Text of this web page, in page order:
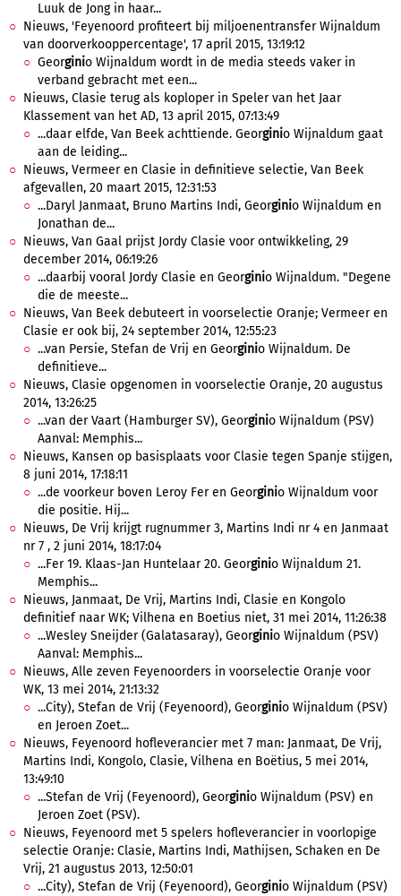
Luuk de Jong in haar...
Nieuws, 'Feyenoord profiteert bij miljoenentransfer Wijnaldum
van doorverkooppercentage', 17 april 2015, 13:19:12
Georginio Wijnaldum wordt in de media steeds vaker in
verband gebracht met een...
Nieuws, Clasie terug als koploper in Speler van het Jaar
Klassement van het AD, 13 april 2015, 07:13:49
...daar elfde, Van Beek achttiende. Georginio Wijnaldum gaat
aan de leiding...
Nieuws, Vermeer en Clasie in definitieve selectie, Van Beek
afgevallen, 20 maart 2015, 12:31:53
...Daryl Janmaat, Bruno Martins Indi, Georginio Wijnaldum en
Jonathan de...
Nieuws, Van Gaal prijst Jordy Clasie voor ontwikkeling, 29
december 2014, 06:19:26
...daarbij vooral Jordy Clasie en Georginio Wijnaldum. "Degene
die de meeste...
Nieuws, Van Beek debuteert in voorselectie Oranje; Vermeer en
Clasie er ook bij, 24 september 2014, 12:55:23
...van Persie, Stefan de Vrij en Georginio Wijnaldum. De
definitieve...
Nieuws, Clasie opgenomen in voorselectie Oranje, 20 augustus
2014, 13:26:25
...van der Vaart (Hamburger SV), Georginio Wijnaldum (PSV)
Aanval: Memphis...
Nieuws, Kansen op basisplaats voor Clasie tegen Spanje stijgen,
8 juni 2014, 17:18:11
...de voorkeur boven Leroy Fer en Georginio Wijnaldum voor
die positie. Hij...
Nieuws, De Vrij krijgt rugnummer 3, Martins Indi nr 4 en Janmaat
nr 7 , 2 juni 2014, 18:17:04
...Fer 19. Klaas-Jan Huntelaar 20. Georginio Wijnaldum 21.
Memphis...
Nieuws, Janmaat, De Vrij, Martins Indi, Clasie en Kongolo
definitief naar WK; Vilhena en Boetius niet, 31 mei 2014, 11:26:38
...Wesley Sneijder (Galatasaray), Georginio Wijnaldum (PSV)
Aanval: Memphis...
Nieuws, Alle zeven Feyenoorders in voorselectie Oranje voor
WK, 13 mei 2014, 21:13:32
...City), Stefan de Vrij (Feyenoord), Georginio Wijnaldum (PSV)
en Jeroen Zoet...
Nieuws, Feyenoord hofleverancier met 7 man: Janmaat, De Vrij,
Martins Indi, Kongolo, Clasie, Vilhena en Boёtius, 5 mei 2014,
13:49:10
...Stefan de Vrij (Feyenoord), Georginio Wijnaldum (PSV) en
Jeroen Zoet (PSV).
Nieuws, Feyenoord met 5 spelers hofleverancier in voorlopige
selectie Oranje: Clasie, Martins Indi, Mathijsen, Schaken en De
Vrij, 21 augustus 2013, 12:50:01
...City), Stefan de Vrij (Feyenoord), Georginio Wijnaldum (PSV)